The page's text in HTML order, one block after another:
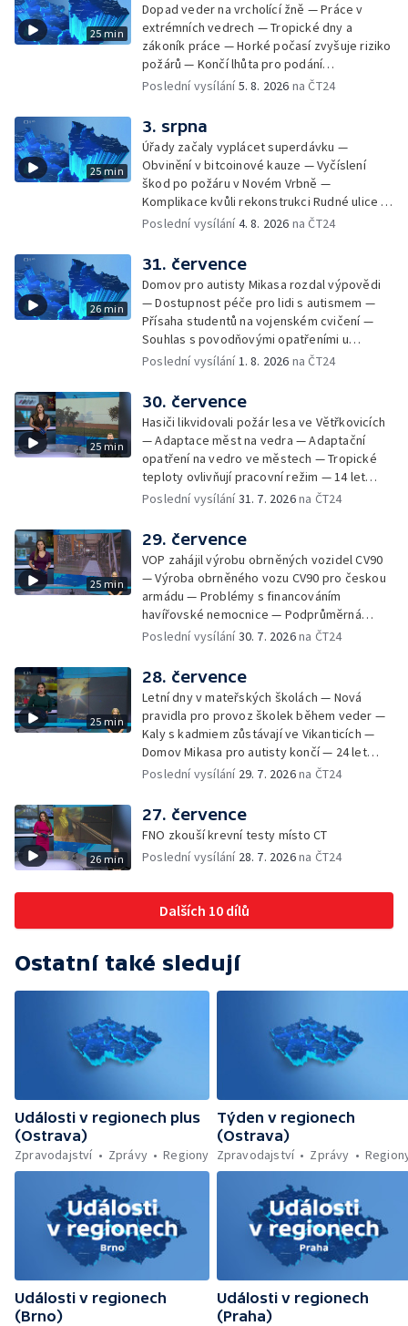
ze sociálních sítí Události Ostrava — Tresty
pro fotbalisty za korupci — Po stopách
Gebharda Blüchera
25 min
Dopad veder na vrcholící žně — Práce v
extrémních vedrech — Tropické dny a
zákoník práce — Horké počasí zvyšuje riziko
požárů — Končí lhůta pro podání
kandidátních listin — Končí lhůta pro podání
rozsudek v lihové kauze — Výročí
zavraždění Václava III. v Olomouci — Těžba
unikátní rašeliny pro lázně v Karlově
Studánce — Výběr ze sociálních sítí ČT —
Nový program pro léčbu obezity —
Olomoucké (nejen) shakespearovské léto
Poslední vysílání5. 8. 2026 na ČT24
25 min
3. srpna
Úřady začaly vyplácet superdávku —
Obvinění v bitcoinové kauze — Vyčíslení
škod po požáru v Novém Vrbně —
Komplikace kvůli rekonstrukci Rudné ulice —
Nárůst zájmu o klimatizace — Výluka vlaků
Protipovodňová opatření v Troubkách —
Zájem o bydlení na vysokoškolskýc kolejích
— Vrcholí sklizeň levandulí
Poslední vysílání4. 8. 2026 na ČT24
26 min
31. července
Domov pro autisty Mikasa rozdal výpovědi
— Dostupnost péče pro lidi s autismem —
Přísaha studentů na vojenském cvičení —
Souhlas s povodňovými opatřeními u
Troubek — Opravy Rudné omezí dopravu —
počasí na následující dny — Vedra táhnou na
chladnější místa — Hasiči lokalizovali požár
lesa na Opavsku — Požáry zemědělské
techniky na Olomoucku — Dva roky od
požáru škol v Českém Těšíně — Výstava
Sladké vzpomínky Opavska
Poslední vysílání1. 8. 2026 na ČT24
25 min
30. července
Hasiči likvidovali požár lesa ve Větřkovicích
— Adaptace měst na vedra — Adaptační
opatření na vedro ve městech — Tropické
teploty ovlivňují pracovní režim — 14 let
vězení za vraždu ženy ve Staříči/ —
— Podvodník připravil 17 lidí o 4 miliony —
DPO pořídí 70 nových elektrobusů — V
Olomouci přibude 20 elektrobusů —
Mistryně světa Kneblová zpět v Olomouci —
Mobilní kurníky pomáhají s kvalitou půdy —
Výběr ze sociálních sítí ČT — Nové varhany v
Rudě u Rýmařova
Poslední vysílání31. 7. 2026na ČT24
25 min
29. července
VOP zahájil výrobu obrněných vozidel CV90
— Výroba obrněného vozu CV90 pro českou
armádu — Problémy s financováním
havířovské nemocnice — Podprůměrná
návštěvnost koupališť v červenci — Do
Nedostatek krve v transfuzních stanicích —
Spor kvůli novému chodníku na Keprník —
Olomoucké shakespearovské léto
Poslední vysílání30. 7. 2026na ČT24
25 min
28. července
Letní dny v mateřských školách — Nová
pravidla pro provoz školek během veder —
Kaly s kadmiem zůstávají ve Vikanticích —
Domov Mikasa pro autisty končí — 24 let
vězení za zapálení ženy — Kybernetický
Gorol se chystá na festival — Nová
cyklostezka až na Slovensko — AI pomáhá
při endoskopii — Výběr ze sociálních sítí ČT
— Zemřela baletka Vlasta Pavelcová —
Jičíně
Poslední vysílání 29. 7. 2026na ČT24
26 min
27. července
FNO zkouší krevní testy místo CT
Poslední vysílání 28. 7. 2026na ČT24
Dalších 10 dílů
Ostatní také sledují
Události v regionech plus
(Ostrava)
Zpravodajství
Zprávy Regiony
Týden v regionech
(Ostrava)
Zpravodajství
Zprávy
Události v regionech
(Brno)
Události v regionech
(Praha)